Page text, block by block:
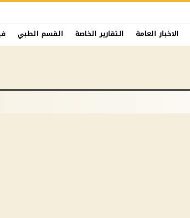
الاخبار العامة التقارير الخاصة القسم الطبي